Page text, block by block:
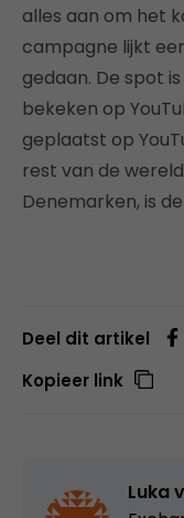
alles aan om het
campagne lijkt
gedaan. De spot
bekeken op
geplaatst op
rest van de
Denemarken, is
Deel dit artikel
Kopieer link
Luka